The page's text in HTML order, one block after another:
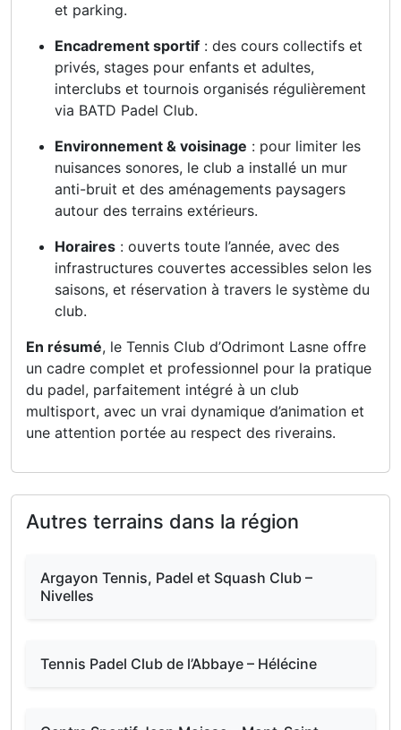
et parking.
Encadrement sportif : des cours collectifs et
privés, stages pour enfants et adultes,
interclubs et tournois organisés régulièrement
via BATD Padel Club.
Environnement & voisinage : pour limiter les
nuisances sonores, le club a installé un mur
anti-bruit et des aménagements paysagers
autour des terrains extérieurs.
Horaires : ouverts toute l’année, avec des
infrastructures couvertes accessibles selon les
saisons, et réservation à travers le système du
club.
En résumé, le Tennis Club d’Odrimont Lasne offre
un cadre complet et professionnel pour la pratique
du padel, parfaitement intégré à un club
multisport, avec un vrai dynamique d’animation et
une attention portée au respect des riverains.
Autres terrains dans la région
Argayon Tennis, Padel et Squash Club –
Nivelles
Tennis Padel Club de l’Abbaye – Hélécine